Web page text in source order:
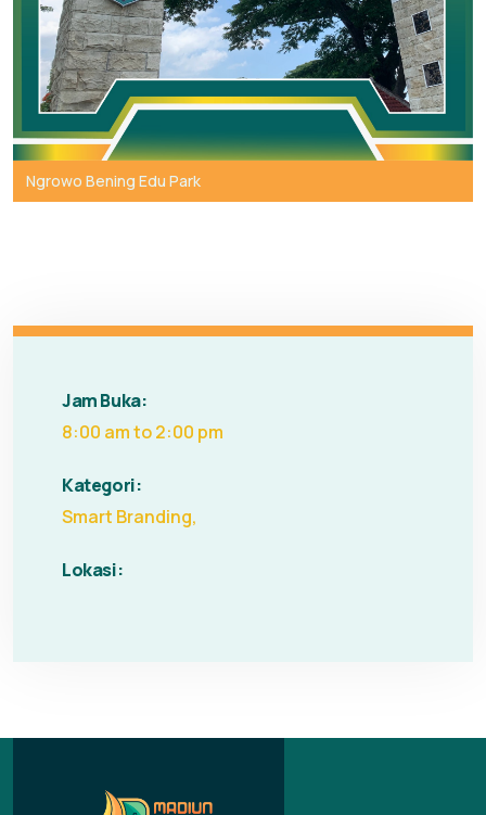
Ngrowo Bening Edu Park
Jam Buka:
8:00 am to 2:00 pm
Kategori:
Smart Branding,
Lokasi: